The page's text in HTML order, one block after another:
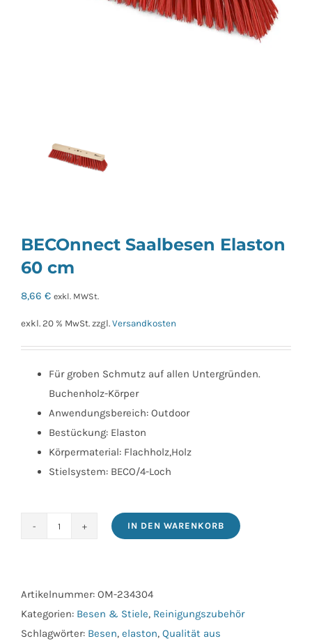
BECOnnect Saalbesen Elaston
60 cm
8,66 € exkl. MWSt.
exkl. 20 % MwSt. zzgl. Versandkosten
Für groben Schmutz auf allen Untergründen.
Buchenholz-Körper
Anwendungsbereich: Outdoor
Bestückung: Elaston
Körpermaterial: Flachholz,Holz
Stielsystem: BECO/4-Loch
60
cm
Menge
IN DEN WARENKORB
Artikelnummer: OM-234304
Kategorien: Besen & Stiele, Reinigungszubehör
Schlagwörter: Besen, elaston, Qualität aus